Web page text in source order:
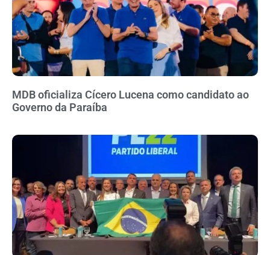
MDB oficializa Cícero Lucena como candidato ao
Governo da Paraíba